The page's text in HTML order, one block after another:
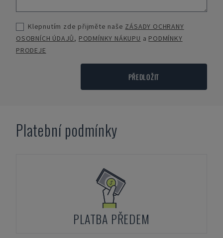
Klepnutím zde přijměte naše ZÁSADY OCHRANY
OSOBNÍCH ÚDAJŮ, PODMÍNKY NÁKUPU a PODMÍNKY
PRODEJE
PŘEDLOŽIT
Platební podmínky
PLATBA PŘEDEM